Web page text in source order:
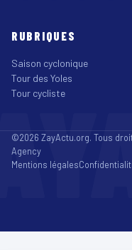
RUBRIQUES
Saison cyclonique
Tour des Yoles
Tour cycliste
©2026 ZayActu.org. Tous
Agency
Mentions légales